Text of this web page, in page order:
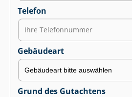
Telefon
Gebäudeart
Grund des Gutachtens